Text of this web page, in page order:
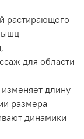
растирающего
для области
длину
размера
динамики